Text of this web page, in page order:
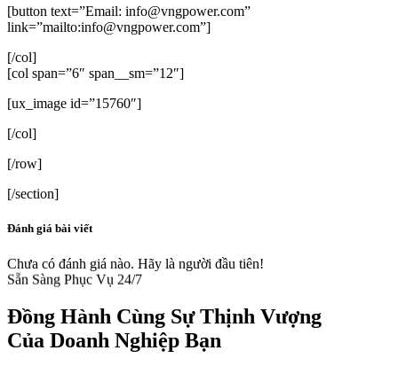
[button text=”Email: info@vngpower.com”
link=”mailto:info@vngpower.com”]
[/col]
[col span=”6″ span__sm=”12″]
[ux_image id=”15760″]
[/col]
[/row]
[/section]
Đánh giá bài viết
Chưa có đánh giá nào. Hãy là người đầu tiên!
Sẵn Sàng Phục Vụ 24/7
Đồng Hành Cùng Sự Thịnh Vượng
Của Doanh Nghiệp Bạn